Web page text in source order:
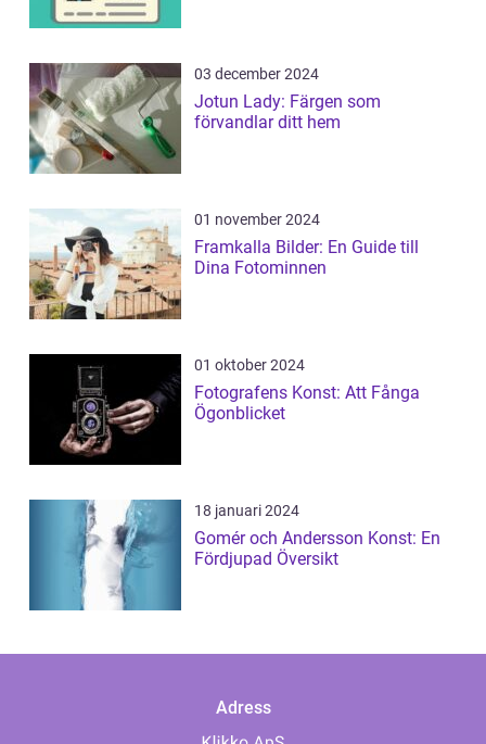
03 december 2024
Jotun Lady: Färgen som
förvandlar ditt hem
01 november 2024
Framkalla Bilder: En Guide till
Dina Fotominnen
01 oktober 2024
Fotografens Konst: Att Fånga
Ögonblicket
18 januari 2024
Gomér och Andersson Konst: En
Fördjupad Översikt
Adress